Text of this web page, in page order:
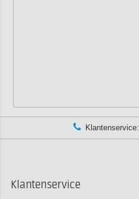
Klantenservice:
Klantenservice